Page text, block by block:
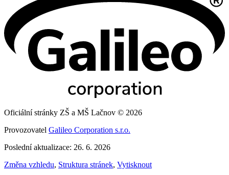
Oficiální stránky ZŠ a MŠ Lačnov © 2026
Provozovatel Galileo Corporation s.r.o.
Poslední aktualizace: 26. 6. 2026
Změna vzhledu, Struktura stránek, Vytisknout